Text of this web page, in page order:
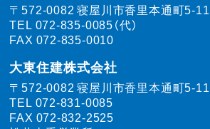
〒572-0082寝屋川市香里本通町5-11
TEL 072-835-0085（代）
FAX 072-835-0010
大東住建株式会社
〒572-0082寝屋川市香里本通町5-11
TEL 072-831-0085
FAX 072-832-2525